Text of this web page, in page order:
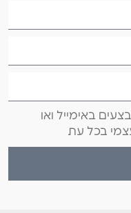
באימייל ואו
בכל עת